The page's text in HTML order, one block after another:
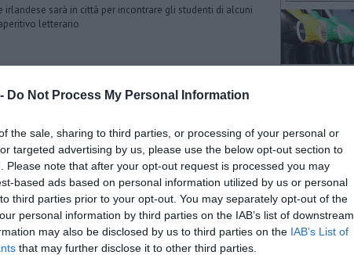
Do Not Process My Personal Information
the sale, sharing to third parties, or processing of your personal or
targeted advertising by us, please use the below opt-out section to
Please note that after your opt-out request is processed you may
based ads based on personal information utilized by us or personal
third parties prior to your opt-out. You may separately opt-out of the
personal information by third parties on the IAB’s list of downstream
may also be disclosed by us to third parties on the IAB’s List of
that may further disclose it to other third parties.
irlandese sarà in città per incontrare gli studenti di alcuni
letterario
LUNEDÌ13 GIUGNO 2016 ORE 09:54
Colle del Pionta grazie all'organizzazione dello
Petrarca, ITIS Galilei e Liceo Vittoria Colonna
MARTEDÌ23 AGOSTO 2016ORE 10:00
aggiuntiva per gli studenti